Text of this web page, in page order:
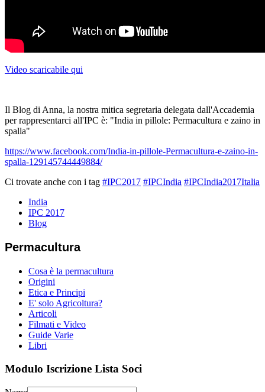
Video scaricabile qui
Il Blog di Anna, la nostra mitica segretaria delegata dall'Accademia
per rappresentarci all'IPC è: "India in pillole: Permacultura e zaino in
spalla"
https://www.facebook.com/India-in-pillole-Permacultura-e-zaino-in-
spalla-129145744449884/
Ci trovate anche con i tag #IPC2017 #IPCIndia #IPCIndia2017Italia
India
IPC 2017
Blog
Permacultura
Cosa è la permacultura
Origini
Etica e Principi
E' solo Agricoltura?
Articoli
Filmati e Video
Guide Varie
Libri
Modulo Iscrizione Lista Soci